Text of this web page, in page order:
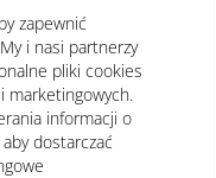
zapewnić
i nasi partnerzy
pliki cookies
marketingowych.
informacji o
dostarczać